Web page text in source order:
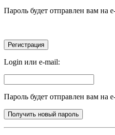
Пароль будет отправлен вам на
Login или e-mail:
Пароль будет отправлен вам на